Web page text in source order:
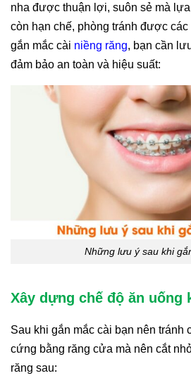
nha được thuận lợi, suôn sẻ mà
còn hạn chế, phòng tránh được
gắn mắc cài niềng răng, bạn cần
đảm bảo an toàn và hiệu suất:
Những lưu ý sau khi
Xây dựng chế độ ăn uống
Sau khi gắn mắc cài bạn nên tránh
cứng bằng răng cửa mà nên cắt
răng sau: